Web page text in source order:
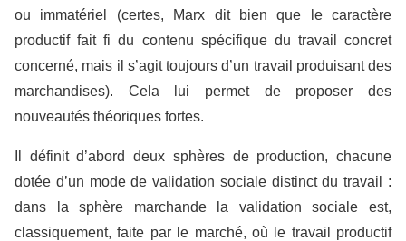
ou immatériel (certes, Marx dit bien que le caractère
productif fait fi du contenu spécifique du travail concret
concerné, mais il s’agit toujours d’un travail produisant des
marchandises). Cela lui permet de proposer des
nouveautés théoriques fortes.
Il définit d’abord deux sphères de production, chacune
dotée d’un mode de validation sociale distinct du travail :
dans la sphère marchande la validation sociale est,
classiquement, faite par le marché, où le travail productif